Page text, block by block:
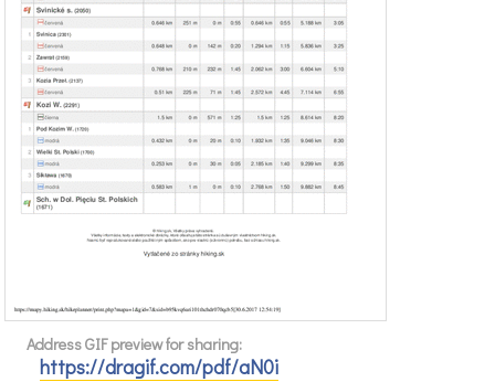
Address GIF preview for sharing:
https://dragif.com/pdf/aN0i